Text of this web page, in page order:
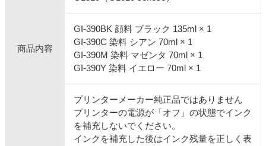
商品内容
GI-390BK 顔料 ブラック 135ml × 1
GI-390C 染料 シアン 70ml × 1
GI-390M 染料 マゼンタ 70ml × 1
GI-390Y 染料 イエロー 70ml × 1
プリンターメーカー純正品ではありません
プリンターの電源が「オフ」の状態でインク
を補充しないでください。
インクを補充した後はインク残量を正しく表